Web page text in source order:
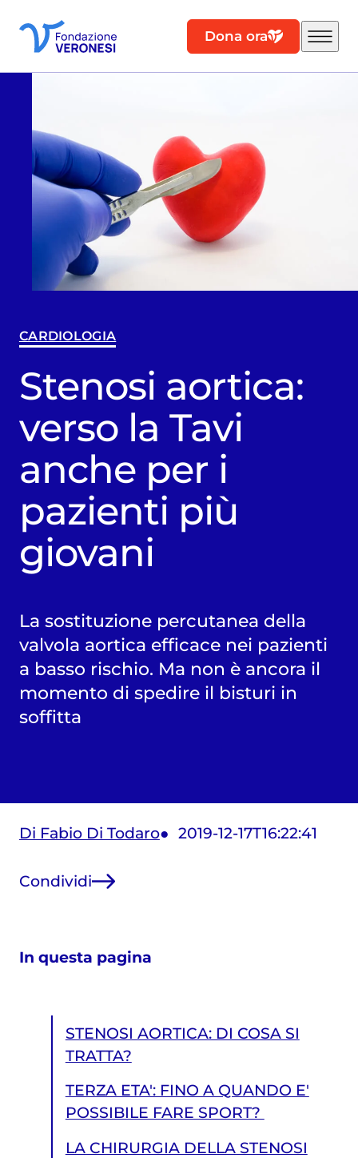
Dona ora
CARDIOLOGIA
Stenosi aortica:
verso la Tavi
anche per i
pazienti più
giovani
La sostituzione percutanea della
valvola aortica efficace nei pazienti
a basso rischio. Ma non è ancora il
momento di spedire il bisturi in
soffitta
Di Fabio Di Todaro 2019-12-17T16:22:41
Condividi
In questa pagina
STENOSI AORTICA: DI COSA SI
TRATTA?
TERZA ETA': FINO A QUANDO E'
POSSIBILE FARE SPORT?
LA CHIRURGIA DELLA STENOSI